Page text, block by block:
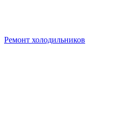
Ремонт холодильников